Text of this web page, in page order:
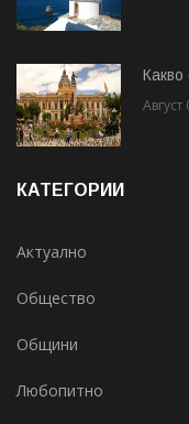
Какво
КАТЕГОРИИ
Актуално
Общество
Общини
Любопитно